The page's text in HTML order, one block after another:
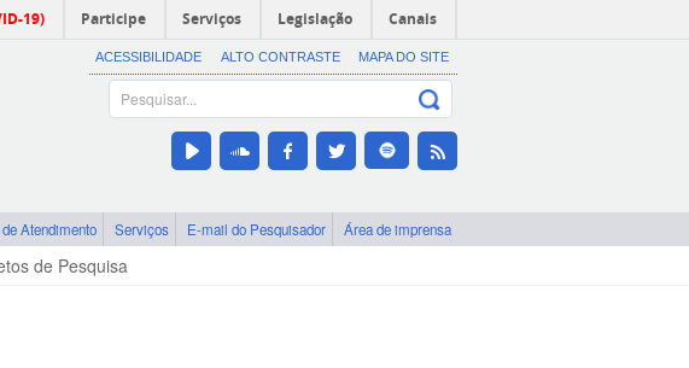
19) Participe Serviços Legislação Canais
ACESSIBILIDADE ALTO CONTRASTE MAPA DO SITE
Atendimento Serviços E-mail do Pesquisador Área de imprensa
de Pesquisa